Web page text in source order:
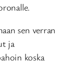
sen verran
ja
koska